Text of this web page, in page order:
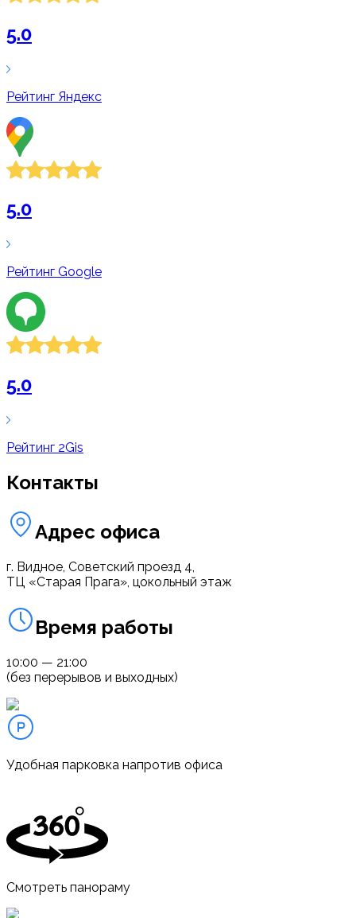
5.0
Рейтинг Яндекс
5.0
Рейтинг Google
5.0
Рейтинг 2Gis
Контакты
Адрес офиса
г. Видное, Советский проезд 4,
ТЦ «Старая Прага», цокольный этаж
Время работы
10:00 — 21:00
(без перерывов и выходных)
Удобная парковка напротив офиса
Смотреть панораму